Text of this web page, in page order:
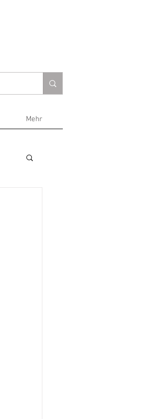
Mehr